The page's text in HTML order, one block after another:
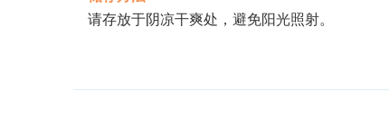
请存放于阴凉干爽处，避免阳光照射。